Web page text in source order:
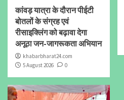
कांवड़ यात्रा के दौरान पीईटी
बोतलों के संग्रह एवं
रीसाइक्लिंग को बढ़ावा देगा
अनूठा जन-जागरूकता अभियान
khabarbharat24.com
5 August 2026
0